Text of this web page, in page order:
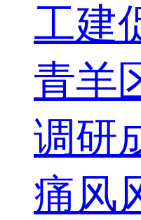
工建
青羊
调研
痛风